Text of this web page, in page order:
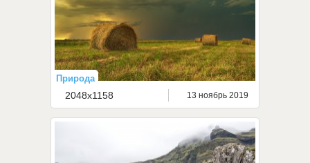
Природа
2048x1158 13 ноябрь 2019